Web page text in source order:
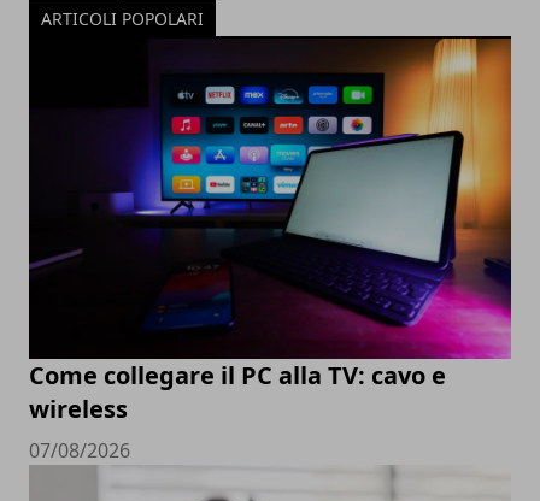
ARTICOLI POPOLARI
Come collegare il PC alla TV: cavo e
wireless
07/08/2026